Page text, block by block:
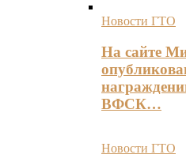
Новости ГТО
На сайте
ВФСК…
Новости ГТО